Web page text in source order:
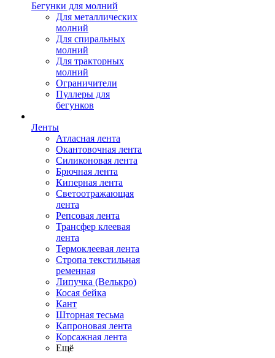
Бегунки для молний
Для металлических
молний
Для спиральных
молний
Для тракторных
молний
Ограничители
Пуллеры для
бегунков
Ленты
Атласная лента
Окантовочная лента
Силиконовая лента
Брючная лента
Киперная лента
Светоотражающая
лента
Репсовая лента
Трансфер клеевая
лента
Термоклеевая лента
Стропа текстильная
ременная
Липучка (Велькро)
Косая бейка
Кант
Шторная тесьма
Капроновая лента
Корсажная лента
Ещё